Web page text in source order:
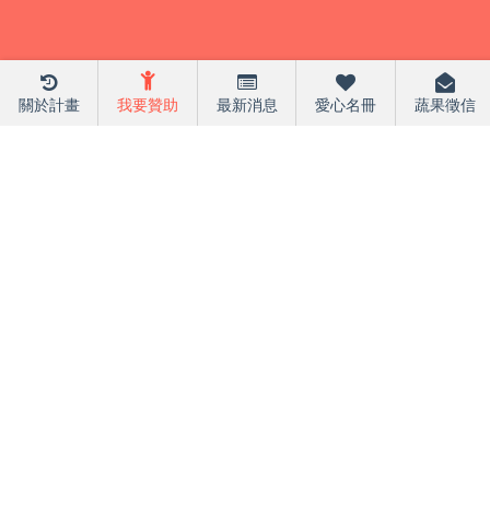
關於計畫 我要贊助 最新消息 愛心名冊 蔬果徵信